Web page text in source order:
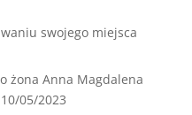
swojego miejsca
żona Anna Magdalena
10/05/2023